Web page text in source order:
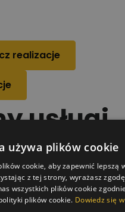
realizacje
usługi
używa plików cookie
cookie, aby zapewnić lepszą
z tej strony, wyrażasz
wszystkich plików cookie
plików cookie. Dowiedz się